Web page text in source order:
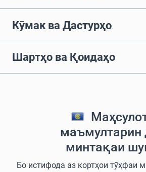
Кӯмак ва Дастурҳо
Шартҳо ва Қоидаҳо
маъмултарин
минтақаи
Бо истифода аз кортҳои тӯҳфаи